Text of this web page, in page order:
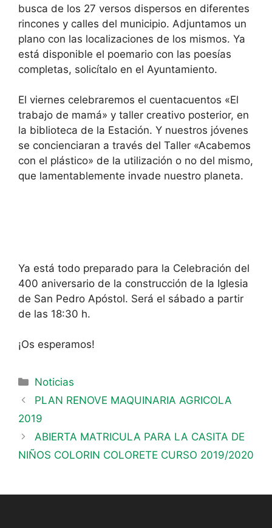
busca de los 27 versos dispersos en diferentes
rincones y calles del municipio. Adjuntamos un
plano con las localizaciones de los mismos. Ya
está disponible el poemario con las poesías
completas, solicítalo en el Ayuntamiento.
El viernes celebraremos el cuentacuentos «El
trabajo de mamá» y taller creativo posterior, en
la biblioteca de la Estación. Y nuestros jóvenes
se concienciaran a través del Taller «Acabemos
con el plástico» de la utilización o no del mismo,
que lamentablemente invade nuestro planeta.
Ya está todo preparado para la Celebración del
400 aniversario de la construcción de la Iglesia
de San Pedro Apóstol. Será el sábado a partir
de las 18:30 h.
¡Os esperamos!
Noticias
PLAN RENOVE MAQUINARIA AGRICOLA
2019
ABIERTA MATRICULA PARA LA CASITA DE
NIÑOS COLORIN COLORETE CURSO 2019/2020